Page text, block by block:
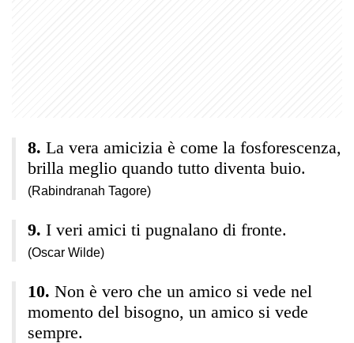
La vera amicizia è come la fosforescenza,
brilla meglio quando tutto diventa buio.
(Rabindranah Tagore)
I veri amici ti pugnalano di fronte.
(Oscar Wilde)
Non è vero che un amico si vede nel
momento del bisogno, un amico si vede
sempre.